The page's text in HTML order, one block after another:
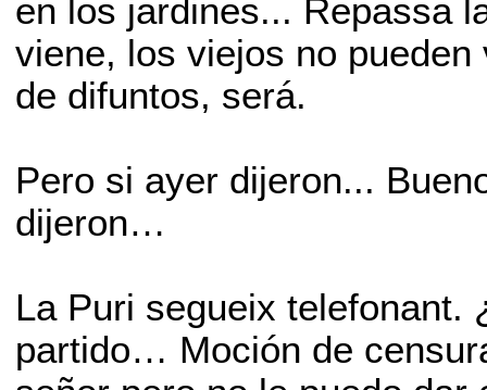
en los jardines... Repassa
viene, los viejos no
de difuntos, será.
Pero si ayer dijeron...
dijeron…
La Puri segueix telefonant.
partido… Moción de